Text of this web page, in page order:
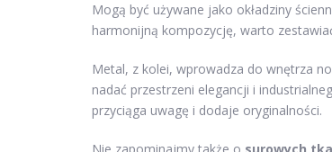
Mogą być używane jako okładziny
harmonijną kompozycję, warto
Metal, z kolei, wprowadza do wnętrza
nadać przestrzeni elegancji i
przyciąga uwagę i dodaje oryginalności.